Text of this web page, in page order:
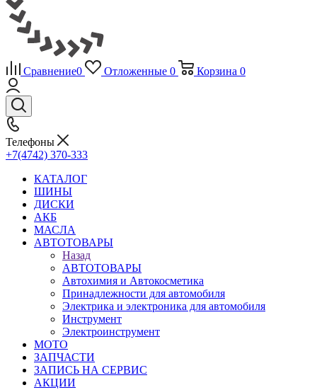
Сравнение0 Отложенные 0 Корзина 0
Телефоны
+7(4742) 370-333
КАТАЛОГ
ШИНЫ
ДИСКИ
АКБ
МАСЛА
АВТОТОВАРЫ
Назад
АВТОТОВАРЫ
Автохимия и Автокосметика
Принадлежности для автомобиля
Электрика и электроника для автомобиля
Инструмент
Электроинструмент
МОТО
ЗАПЧАСТИ
ЗАПИСЬ НА СЕРВИС
АКЦИИ